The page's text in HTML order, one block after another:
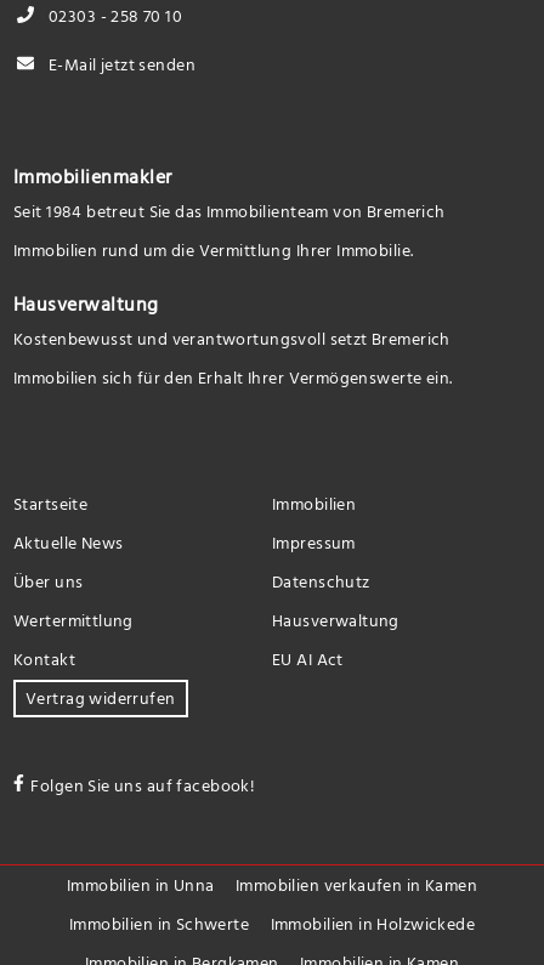
02303 - 258 70 10
E-Mail jetzt senden
Immobilienmakler
Seit 1984 betreut Sie das Immobilienteam von Bremerich
Immobilien rund um die Vermittlung Ihrer Immobilie.
Hausverwaltung
Kostenbewusst und verantwortungsvoll setzt Bremerich
Immobilien sich für den Erhalt Ihrer Vermögenswerte ein.
Startseite
Immobilien
Aktuelle News
Impressum
Über uns
Datenschutz
Wertermittlung
Hausverwaltung
Kontakt
EU AI Act
Vertrag widerrufen
Folgen Sie uns auf facebook!
Immobilien in Unna
Immobilien verkaufen in Kamen
Immobilien in Schwerte
Immobilien in Holzwickede